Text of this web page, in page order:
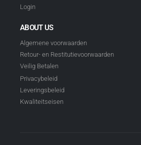
Login
ABOUT US
Algemene voorwaarden
Retour- en Restitutievoorwaarden
Veilig Betalen
Privacybeleid
Leveringsbeleid
Kwaliteitseisen